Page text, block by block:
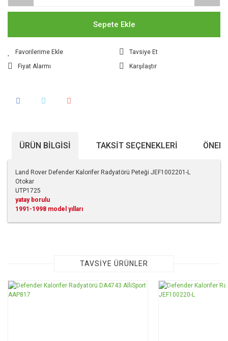
Sepete Ekle
Tavsiye Et
Fiyat Alarmı
Karşılaştır
ÜRÜN BILGISI TAKSIT SEÇENEKLERI
Land Rover Defender Kalorifer Radyatörü Peteği JEF1002201-L
Otokar
UTP1725
yatay borulu
1991-1998 model yılları
Görüş ve önerileriniz için teşekkür ederiz.
Ürün resmi kalitesiz, bozuk veya görüntülenemiyor.
TAVSİYE ÜRÜNLER